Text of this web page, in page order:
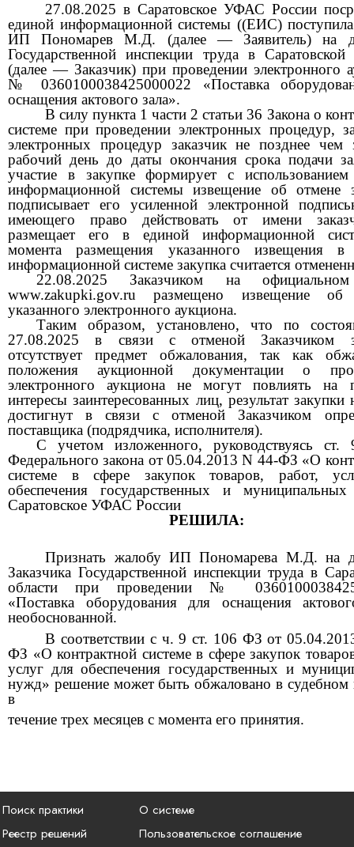
27.08.2025 в Саратовское УФАС России
единой информационной системы ((ЕИС)
ИП Пономарев М.Д. (далее — Заявитель) на
Государственной инспекции труда в Саратовской
(далее — Заказчик) при проведении электронного
№ 0360100038425000022 «Поставка
оснащения актового зала».
В силу пункта 1 части 2 статьи 36 Закона о
системе при проведении электронных процедур,
электронных процедур заказчик не позднее чем
рабочий день до даты окончания срока подачи
участие в закупке формирует с
информационной системы извещение об отмене
подписывает его усиленной электронной
имеющего право действовать от имени
размещает его в единой информационной
момента размещения указанного извещения в
информационной системе закупка считается
22.08.2025 Заказчиком на
www.zakupki.gov.ru размещено извещение об
указанного электронного аукциона.
Таким образом, установлено, что по
27.08.2025 в связи с отменой Заказчиком
отсутствует предмет обжалования, так как
положения аукционной документации о
электронного аукциона не могут повлиять на
интересы заинтересованных лиц, результат закупки
достигнут в связи с отменой Заказчиком
поставщика (подрядчика, исполнителя).
С учетом изложенного, руководствуясь ст.
Федерального закона от 05.04.2013 N 44-ФЗ «О
системе в сфере закупок товаров, работ,
обеспечения государственных и
Саратовское УФАС России
РЕШИЛА:
Признать жалобу ИП Пономарева М.Д. на
Заказчика Государственной инспекции труда в
области при проведении №
«Поставка оборудования для оснащения
необоснованной.
В соответствии с ч. 9 ст. 106 ФЗ от
ФЗ «О контрактной системе в сфере закупок
услуг для обеспечения государственных и
нужд» решение может быть обжаловано в судебном
в
течение трех месяцев с момента его принятия.
Поиск практики
Реестр решений
О системе
Пользовательское соглашение